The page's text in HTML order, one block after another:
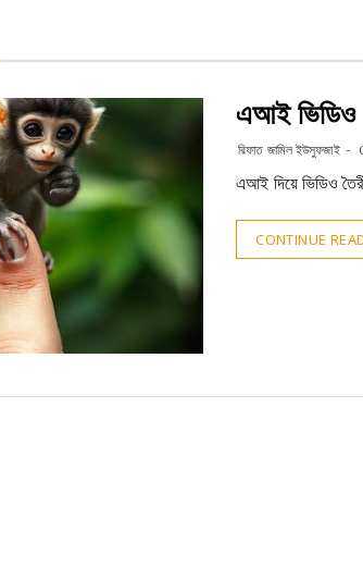
এআই ভিডিও
রিফাত জামিল ইউসুফজাই
এআই দিয়ে ভিডিও
CONTINUE